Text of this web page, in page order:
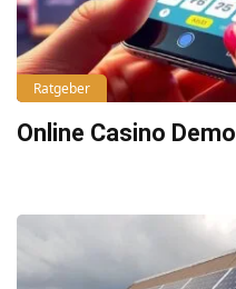
Ratgeber
Online Casino Demo